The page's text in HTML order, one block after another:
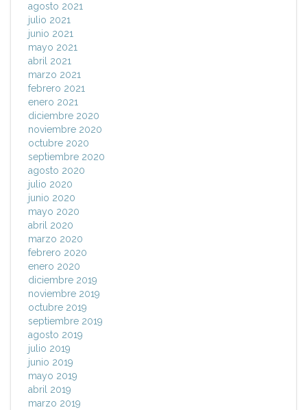
agosto 2021
julio 2021
junio 2021
mayo 2021
abril 2021
marzo 2021
febrero 2021
enero 2021
diciembre 2020
noviembre 2020
octubre 2020
septiembre 2020
agosto 2020
julio 2020
junio 2020
mayo 2020
abril 2020
marzo 2020
febrero 2020
enero 2020
diciembre 2019
noviembre 2019
octubre 2019
septiembre 2019
agosto 2019
julio 2019
junio 2019
mayo 2019
abril 2019
marzo 2019